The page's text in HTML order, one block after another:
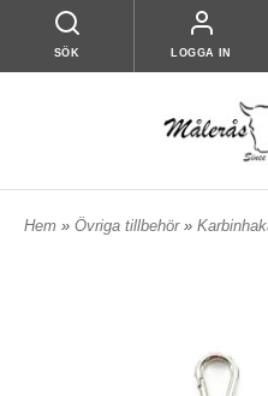
SÖK LOGGA IN
Hem » Övriga tillbehör »